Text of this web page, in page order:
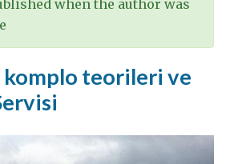
when the author was
komplo teorileri ve